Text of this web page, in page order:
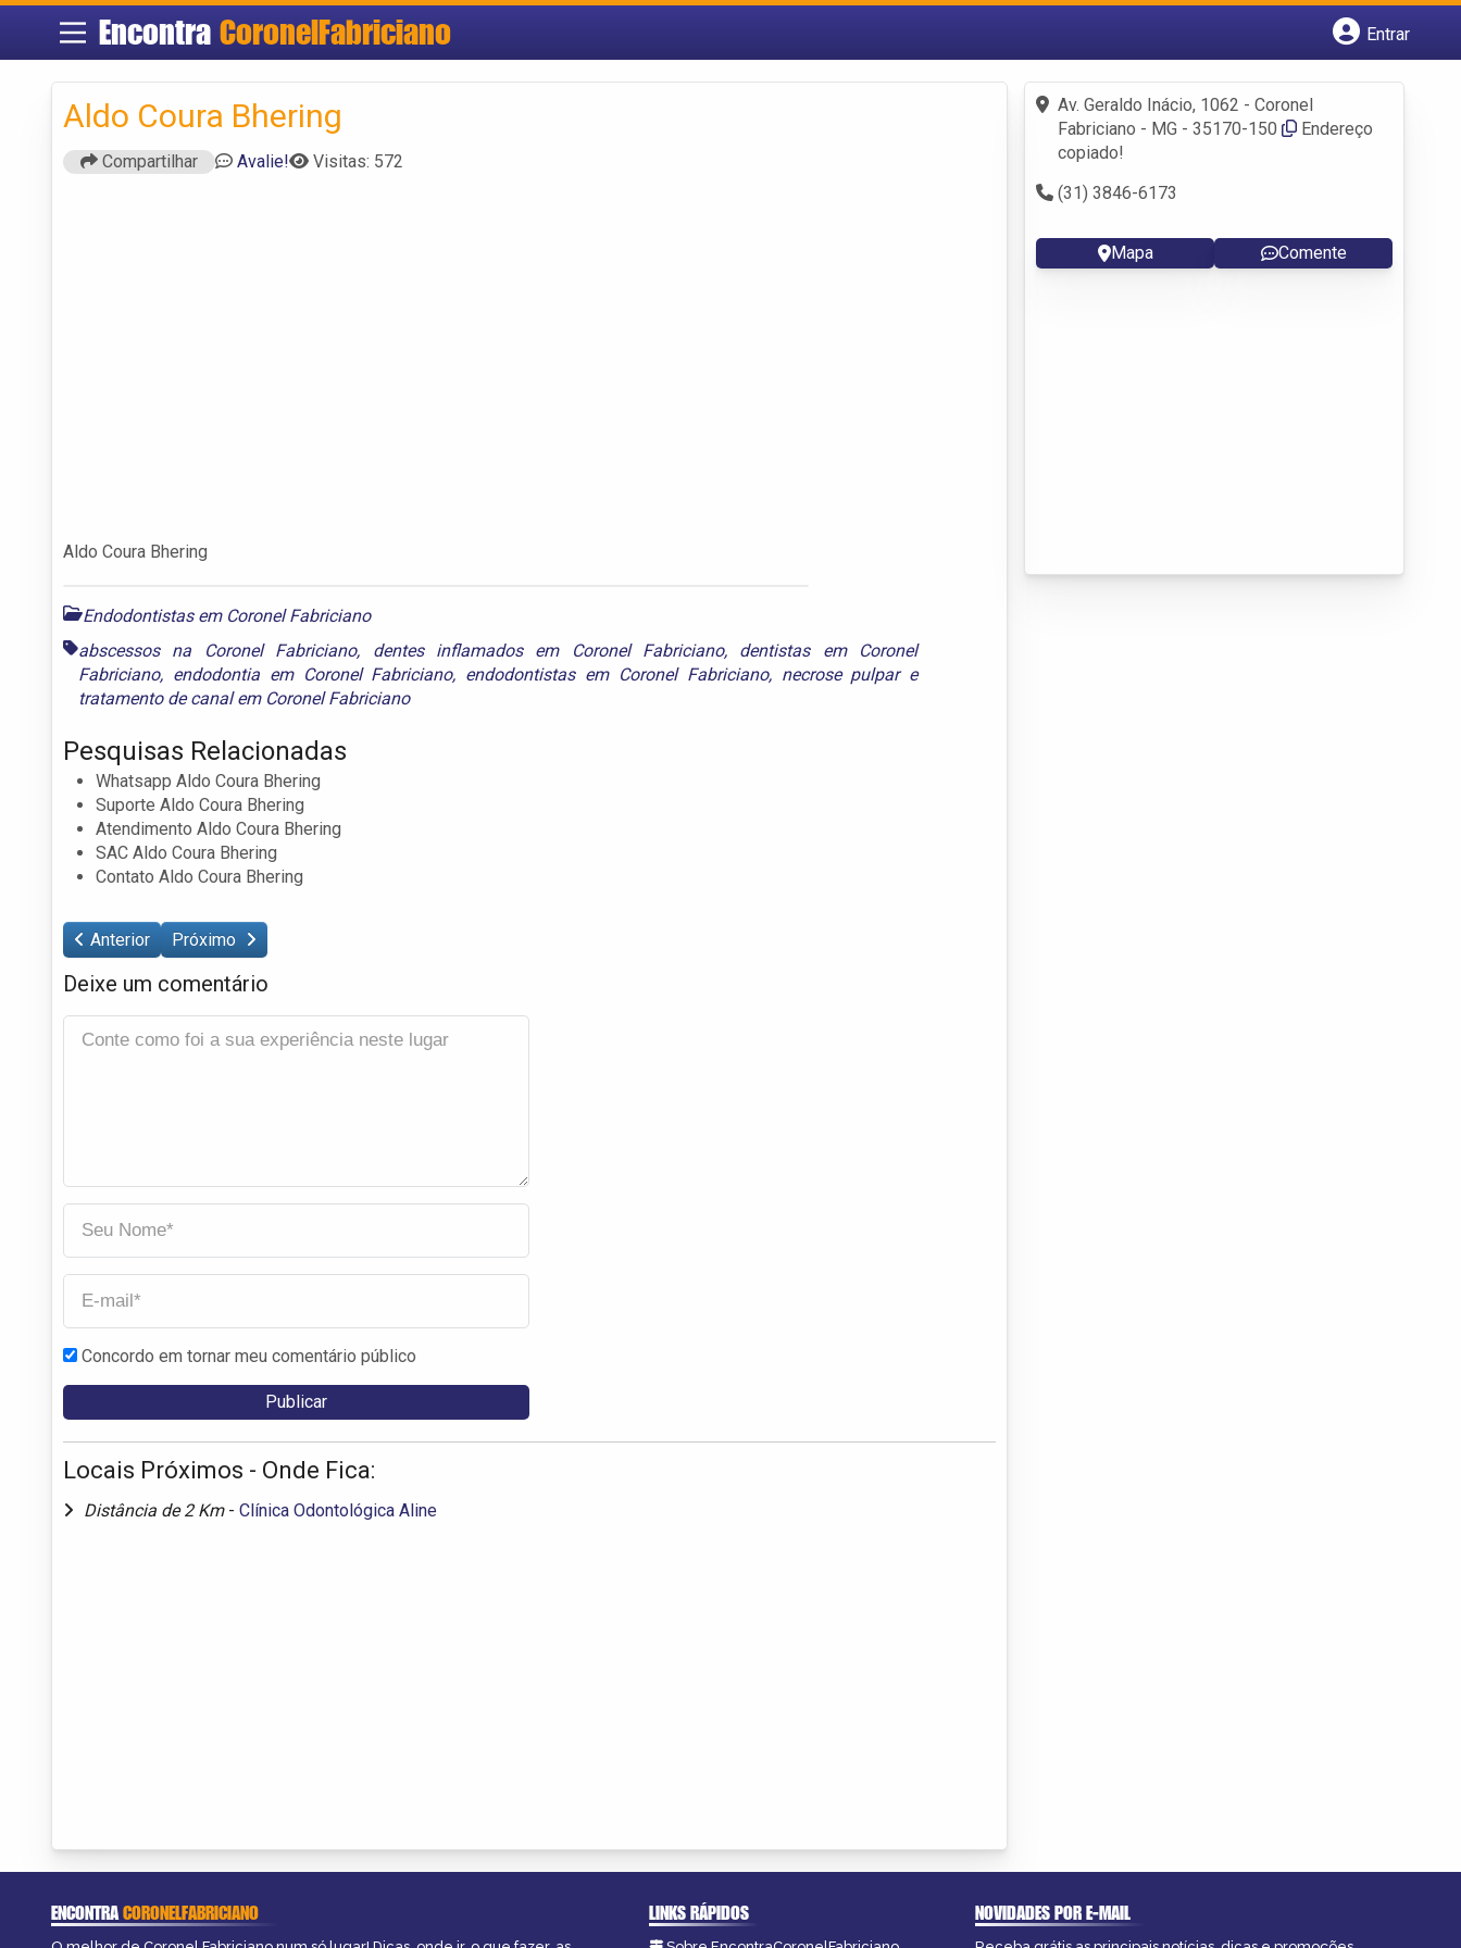
Encontra CoronelFabriciano
Entrar
Fazer login
Criar conta
Aldo Coura Bhering
Compartilhar Avalie! Visitas: 572
Aldo Coura Bhering
Endodontistas em Coronel Fabriciano
abscessos na Coronel Fabriciano, dentes inflamados em Coronel Fabriciano, dentistas em Coronel
Fabriciano, endodontia em Coronel Fabriciano, endodontistas em Coronel Fabriciano, necrose pulpare
tratamento de canal em Coronel Fabriciano
Pesquisas Relacionadas
Whatsapp Aldo Coura Bhering
Suporte Aldo Coura Bhering
Atendimento Aldo Coura Bhering
SAC Aldo Coura Bhering
Contato Aldo Coura Bhering
Anterior Próximo
Deixe um comentário
Concordo em tornar meu comentário público
Locais Próximos - Onde Fica:
Distância de 2 Km - Clínica Odontológica Aline
Av. Geraldo Inácio, 1062 - Coronel
Fabriciano - MG - 35170-150
Endereço
copiado!
(31) 3846-6173
Mapa Comente
ENCONTRACORONELFABRICIANO LINKS RÁPIDOS NOVIDADES POR E-MAIL